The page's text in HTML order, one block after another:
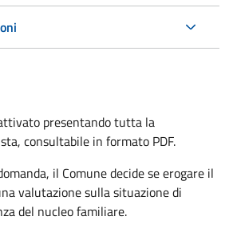
presentando tutta la
consultabile in formato PDF.
il Comune decide se erogare il
valutazione sulla situazione di
del nucleo familiare.